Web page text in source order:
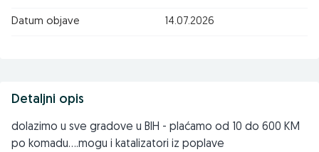
Datum objave 14.07.2026
Detaljni opis
dolazimo u sve gradove u BIH - plaćamo od 10 do 600 KM
po komadu....mogu i katalizatori iz poplave